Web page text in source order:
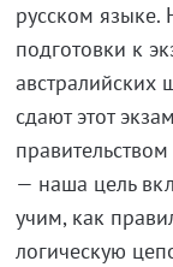
русском языке.
подготовки к
австралийских
сдают этот
— наша цель
учим, как
логическую